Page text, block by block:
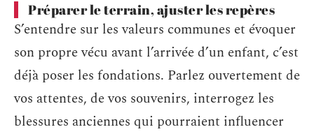
Préparer le terrain, ajuster les repères
S’entendre sur les valeurs communes et évoquer
son propre vécu avant l’arrivée d’un enfant, c’est
déjà poser les fondations. Parlez ouvertement de
vos attentes, de vos souvenirs, interrogez les
blessures anciennes qui pourraient influencer